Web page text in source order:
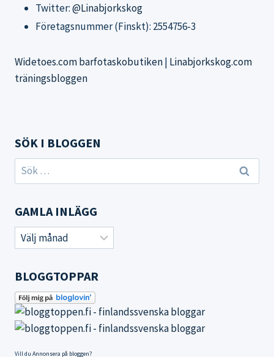
Twitter:@Linabjorkskog
Företagsnummer (Finskt): 2554756-3
Widetoes.com barfotaskobutiken| Linabjorkskog.com
träningsbloggen
SÖK I BLOGGEN
Sök
efter:
GAMLA INLÄGG
Gamla
inlägg
BLOGGTOPPAR
Vill du Annonsera på bloggen?